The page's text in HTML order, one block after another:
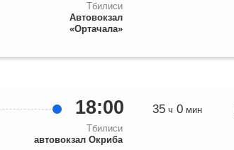
Тбилиси
Автовокзал
«Ортачала»
18:00
Тбилиси
автовокзал Окриба
35ч 0мин